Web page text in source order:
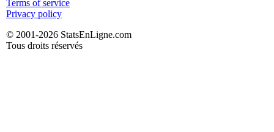
Terms of service
Privacy policy
© 2001-2026 StatsEnLigne.com
Tous droits réservés